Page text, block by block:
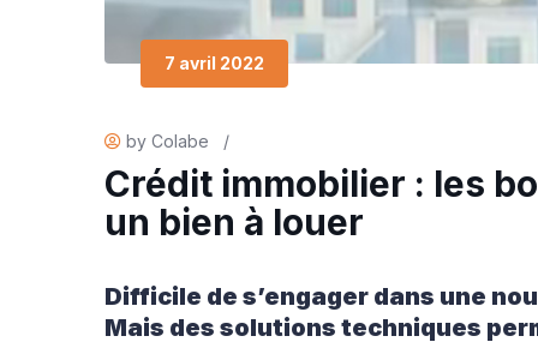
7 avril 2022
by Colabe /
Crédit immobilier : les
un bien à louer
Difficile de s’engager dans une
Mais des solutions techniques